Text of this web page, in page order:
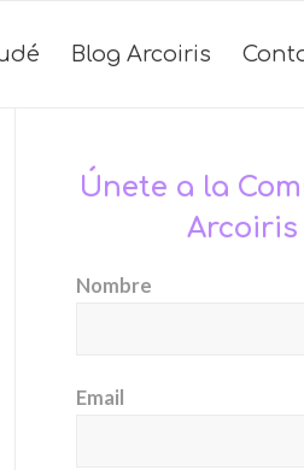
Blog Arcoiris
Únete a la
Arcoiris
Nombre
Email